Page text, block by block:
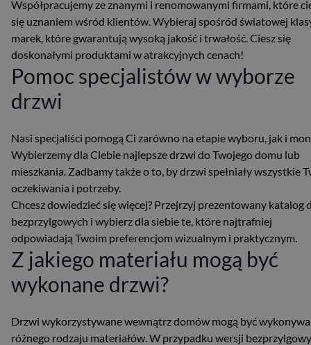
Współpracujemy ze znanymi i renomowanymi firmami, które
się uznaniem wśród klientów. Wybieraj spośród światowej
marek, które gwarantują wysoką jakość i trwałość. Ciesz się
doskonałymi produktami w atrakcyjnych cenach!
Pomoc specjalistów w wyborze
drzwi
Nasi specjaliści pomogą Ci zarówno na etapie wyboru, jak i
Wybierzemy dla Ciebie najlepsze drzwi do Twojego domu lub
mieszkania. Zadbamy także o to, by drzwi spełniały wszystkie
oczekiwania i potrzeby.
Chcesz dowiedzieć się więcej? Przejrzyj prezentowany katalog
bezprzylgowych i wybierz dla siebie te, które najtrafniej
odpowiadają Twoim preferencjom wizualnym i praktycznym.
Z jakiego materiału mogą być
wykonane drzwi?
Drzwi wykorzystywane wewnątrz domów mogą być
różnego rodzaju materiałów. W przypadku wersji